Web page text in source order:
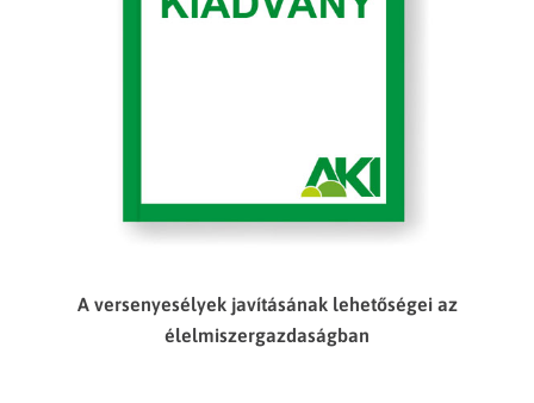
A versenyesélyek javításának lehetőségei az
élelmiszergazdaságban